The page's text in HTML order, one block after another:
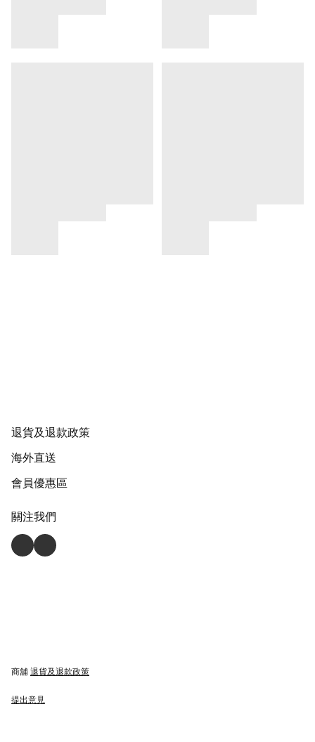
退貨及退款政策
海外直送
會員優惠區
關注我們
商舖 退貨及退款政策
提出意見